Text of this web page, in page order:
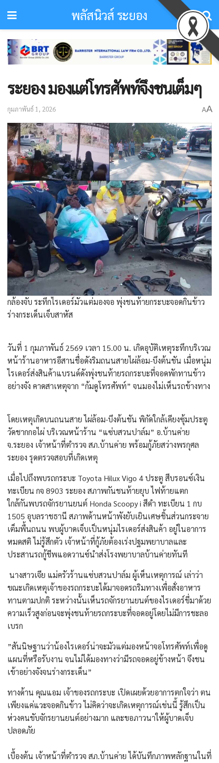
พลัสนิวส์ ระยอง
ระยอง มองแต่โทรศัพท์จึงชนเต็มๆ
กุมภาพันธ์ 1, 2026 AA
กล้องจับ ระทึกไรเดอร์มัวแต่มองจอ พุ่งชนท้ายกระบะจอดกินข้าว
ร่างกระเด็นเจ็บสาหัส
วันที่ 1 กุมภาพันธ์ 2569 เวลา 15.00 น. เกิดอุบัติเหตุระทึกบริเวณ
หน้าร้านอาหารอีสานชื่อดังริมถนนสายไผ่ล้อม-บึงต้นชัน เมื่อหนุ่ม
ไรเดอร์ส่งสินค้าแบรนด์ดังพุ่งชนท้ายรถกระบะที่จอดพักทานข้าว
อย่างจัง คาดสาเหตุจาก “ก้มดูโทรศัพท์” จนมองไม่เห็นรถข้างทาง
โดย​เหตุเกิดบนถนนสาย ไผ่ล้อม-บึงต้นชัน พิกัดใกล้เคียงซุ้มประตู
วัดชากกอไผ่ บริเวณหน้าร้าน “แซ่บสวนปาล์ม” อ.บ้านค่าย
จ.ระยอง เจ้าหน้าที่ตำรวจ สภ.บ้านค่าย พร้อมกู้ภัยสว่างพรกุศล
ระยอง รุดตรวจสอบที่เกิดเหตุ
เมื่อไปถึงพบรถกระบะ Toyota Hilux Vigo 4 ประตู สีบรอนซ์เงิน
ทะเบียน กจ 8903 ระยอง สภาพกันชนท้ายยุบ ไฟท้ายแตก
​ใกล้กันพบรถจักรยานยนต์ Honda Scoopy i สีดำ ทะเบียน 1 กบ
1505 อุบลราชธานี สภาพด้านหน้าพังยับเยินเศษชิ้นส่วนกระจาย
เต็มพื้นถนน ​พบผู้บาดเจ็บเป็นหนุ่มไรเดอร์ส่งสินค้า อยู่ในอาการ
หมดสติ ไม่รู้สึกตัว เจ้าหน้าที่กู้ภัยต้องเร่งปฐมพยาบาลและ
ประสานรถกู้ชีพแอดวานซ์นำส่งโรงพยาบาลบ้านค่ายทันที
​ ​นางสาวเจีย แม่ครัวร้านแซ่บสวนปาล์ม ผู้เห็นเหตุการณ์ เล่าว่า
ขณะเกิดเหตุเจ้าของรถกระบะได้มาจอดรถริมทางเพื่อสั่งอาหาร
ทานตามปกติ ระหว่างนั้นเห็นรถจักรยานยนต์ของไรเดอร์ขี่มาด้วย
ความเร็วสูงก่อนจะพุ่งชนท้ายรถกระบะที่จอดอยู่โดยไม่มีการชะลอ
เบรก
​”สันนิษฐานว่าน้องไรเดอร์น่าจะมัวแต่มองหน้าจอโทรศัพท์เพื่อดู
แผนที่หรือรับงาน จนไม่ได้มองทางว่ามีรถจอดอยู่ข้างหน้า จึงชน
เข้าอย่างจังจนร่างกระเด็น”
​ทางด้าน คุณแอม เจ้าของรถกระบะ เปิดเผยด้วยอาการตกใจว่า ตน
เพียงแค่แวะจอดกินข้าว ไม่คิดว่าจะเกิดเหตุการณ์เช่นนี้ รู้สึกเป็น
ห่วงคนขับจักรยานยนต์อย่างมาก และขอภาวนาให้ผู้บาดเจ็บ
ปลอดภัย
​เบื้องต้น เจ้าหน้าที่ตำรวจ สภ.บ้านค่าย ได้บันทึกภาพหลักฐานในที่